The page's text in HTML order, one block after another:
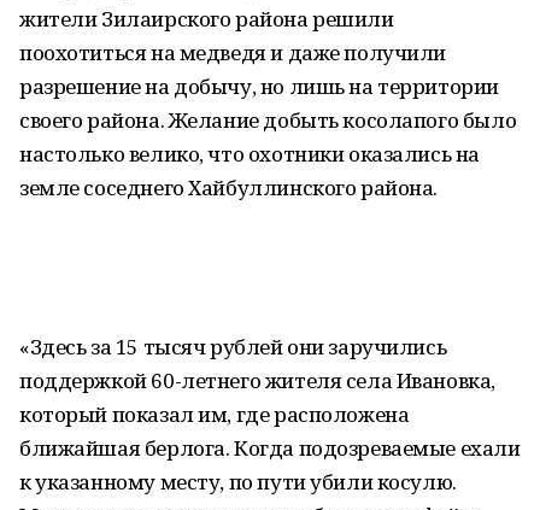
жители Зилаирского района решили
поохотиться на медведя и даже получили
разрешение на добычу, но лишь на территории
своего района. Желание добыть косолапого было
настолько велико, что охотники оказались на
земле соседнего Хайбуллинского района.
«Здесь за 15 тысяч рублей они заручились
поддержкой 60-летнего жителя села Ивановка,
который показал им, где расположена
ближайшая берлога. Когда подозреваемые ехали
к указанному месту, по пути убили косулю.